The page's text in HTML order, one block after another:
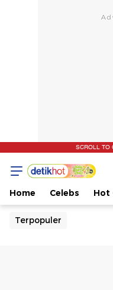
SCROLL TO
Home Celebs Hot
Terpopuler